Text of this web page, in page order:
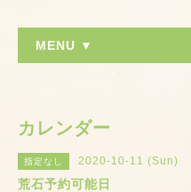
MENU ▼
カレンダー
指定なし 2020-10-11 (Sun)
荒石予約可能日